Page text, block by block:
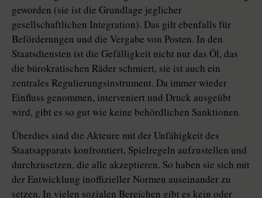
geworden (sie ist die Grundlage jeglicher
gesellschaftlichen Integration). Das gilt ebenfalls für
Beförderungen und die Vergabe von Posten. In den
Staatsdiensten ist die Gefälligkeit nicht nur das Öl, das
die bürokratischen Räder schmiert, sie ist auch ein
zentrales Regulierungsinstrument. Da immer wieder
Einfluss genommen, interveniert und Druck ausgeübt
wird, gibt es so gut wie keine behördlichen Sanktionen.
Überdies sind die Akteure mit der Unfähigkeit des
Staatsapparats konfrontiert, Spielregeln aufzustellen und
durchzusetzen, die alle akzeptieren. So haben sie sich mit
der Entwicklung inoffizieller Normen auseinander zu
setzen. In vielen sozialen Bereichen gibt es kein oder